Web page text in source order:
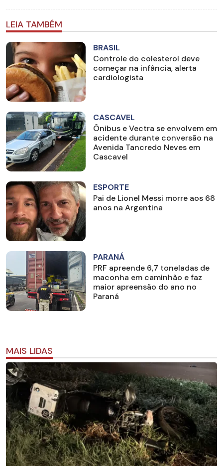
LEIA TAMBÉM
BRASIL
Controle do colesterol deve
começar na infância, alerta
cardiologista
CASCAVEL
Ônibus e Vectra se envolvem em
acidente durante conversão na
Avenida Tancredo Neves em
Cascavel
ESPORTE
Pai de Lionel Messi morre aos 68
anos na Argentina
PARANÁ
PRF apreende 6,7 toneladas de
maconha em caminhão e faz
maior apreensão do ano no
Paraná
MAIS LIDAS